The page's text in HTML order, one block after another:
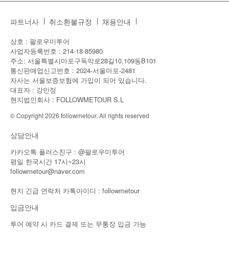
파트너사 취소환불규정 채용안내
상호 : 팔로우미투어
사업자등록번호 : 214-18-85980
주소: 서울특별시마포구독막로28길10,109동B101
통신판매업신고번호 : 2024-서울마포-2481
자사는 서울보증보험에 가입이 되어 있습니다.
대표자 : 강민정
현지법인회사 : FOLLOWMETOUR S.L
© Copyright 2026 followmetour. All rights reserved
상담안내
카카오톡 플러스친구 : @팔로우미투어
평일 한국시간 17시~23시
followmetour@naver.com
현지 긴급 연락처 카톡아이디 : followmetour
입금안내
투어 예약 시 카드 결제 또는 무통장 입금 가능